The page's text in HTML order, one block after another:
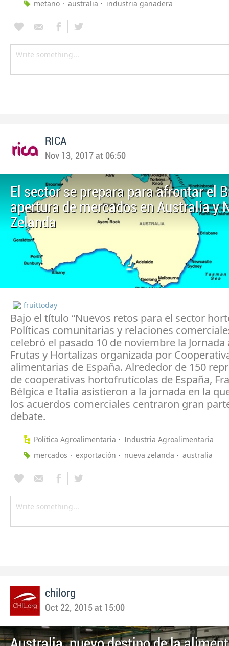
metano
australia industria ganadera
RICA
Nov 13, 2017 at 06:50
El sector se prepara para afrontar el
apertura de mercados en Australia y
Zelanda
fruittoday
Bajo el título “Nuevos retos para el sector
Políticas comunitarias y relaciones
celebró el pasado 10 de noviembre la Jornada
Frutas y Hortalizas organizada por
alimentarias de España. Alrededor de 150
de cooperativas hortofrutícolas de España,
Bélgica e Italia asistieron a la jornada en la
los acuerdos comerciales centraron gran
debate.
Política Agroalimentaria
Industria Agroalimentaria
mercados
exportación nueva zelanda australia
chilorg
Oct 22, 2015 at 15:00